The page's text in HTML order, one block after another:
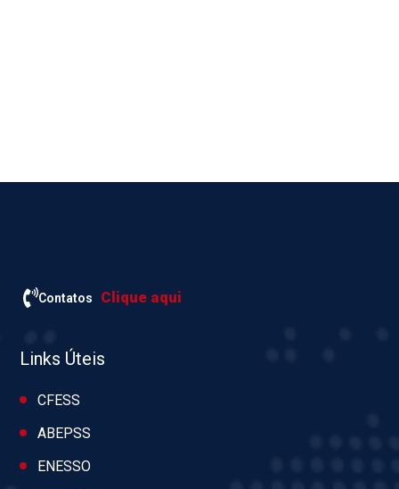
Contatos Clique aqui
Links Úteis
CFESS
ABEPSS
ENESSO